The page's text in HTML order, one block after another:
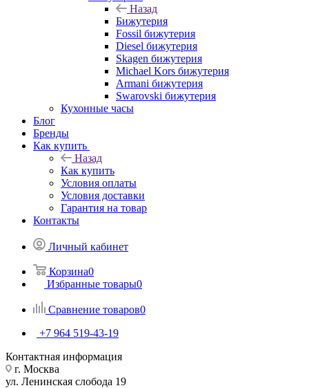
Назад
Бижутерия
Fossil бижутерия
Diesel бижутерия
Skagen бижутерия
Michael Kors бижутерия
Armani бижутерия
Swarovski бижутерия
Кухонные часы
Блог
Бренды
Как купить
Назад
Как купить
Условия оплаты
Условия доставки
Гарантия на товар
Контакты
Личный кабинет
Корзина0
Избранные товары0
Сравнение товаров0
+7 964 519-43-19
Контактная информация
г. Москва
ул. Ленинская слобода 19